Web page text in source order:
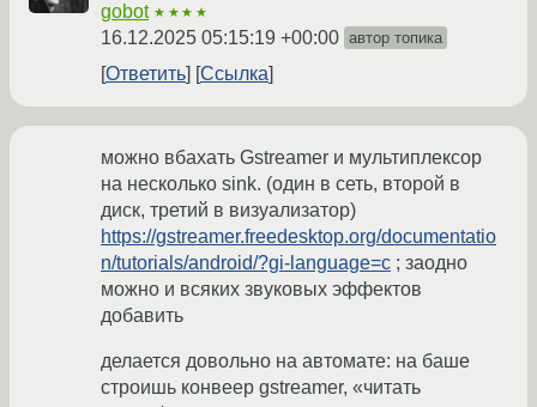
gobot ★★★★
16.12.2025 05:15:19 +00:00 автор топика
Ответить Ссылка
можно вбахать Gstreamer и мультиплексор
на несколько sink. (один в сеть, второй в
диск, третий в визуализатор)
https://gstreamer.freedesktop.org/documentatio
n/tutorials/android/?gi-language=c ; заодно
можно и всяких звуковых эффектов
добавить
делается довольно на автомате: на баше
строишь конвеер gstreamer, «читать